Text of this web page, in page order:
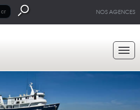
NOS AGENCES